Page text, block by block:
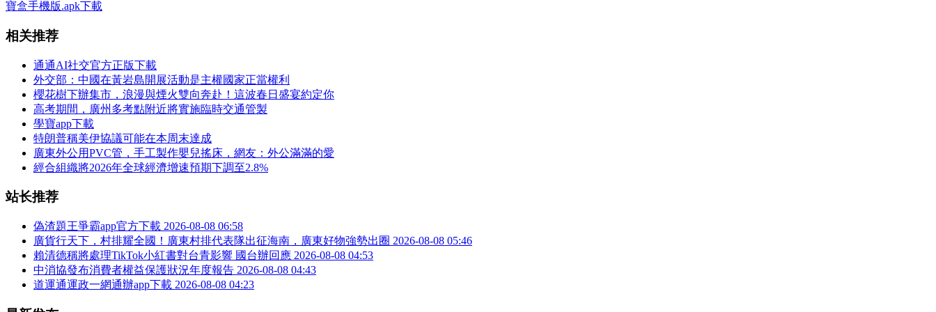
寶盒手機版.apk下載
相关推荐
通通AI社交官方正版下載
外交部：中國在黃岩島開展活動是主權國家正當權利
櫻花樹下辦集市，浪漫與煙火雙向奔赴！這波春日盛宴約定你
高考期間，廣州多考點附近將實施臨時交通管製
學寶app下載
特朗普稱美伊協議可能在本周末達成
廣東外公用PVC管，手工製作嬰兒搖床，網友：外公滿滿的愛
經合組織將2026年全球經濟增速預期下調至2.8%
站长推荐
偽渣題王爭霸app官方下載 2026-08-08 06:58
廣貨行天下，村排耀全國！廣東村排代表隊出征海南，廣東好物強勢出圈 2026-08-08 05:46
賴清德稱將處理TikTok小紅書對台青影響 國台辦回應 2026-08-08 04:53
中消協發布消費者權益保護狀況年度報告 2026-08-08 04:43
道運通運政一網通辦app下載 2026-08-08 04:23